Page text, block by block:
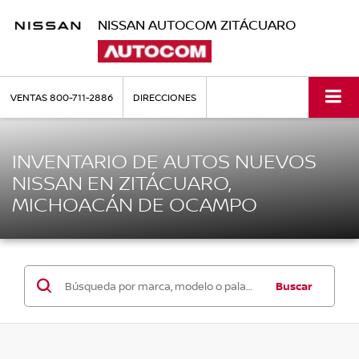
NISSAN AUTOCOM ZITÁCUARO
VENTAS800-711-2886 DIRECCIONES
INVENTARIO DE AUTOS NUEVOS
NISSAN EN ZITÁCUARO,
MICHOACÁN DE OCAMPO
Buscar